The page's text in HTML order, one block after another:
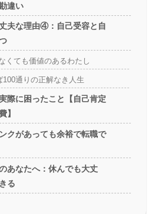
違い
夫な理由④：自己受容と自
くても価値のあるわたし
100通りの正解なき人生
際に困ったこと【自己肯定
】
クがあっても余裕で転職で
あなたへ：休んでも大丈
る